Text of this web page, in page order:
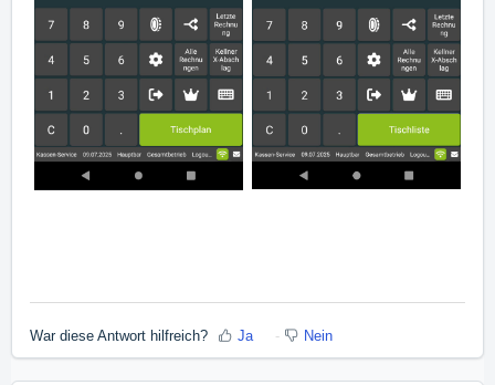
War diese Antwort hilfreich? Ja Nein